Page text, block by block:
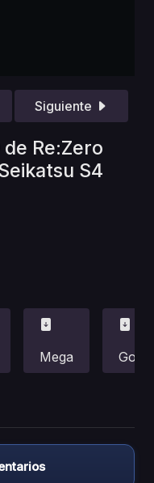
Siguiente
Re:Zero
S4
Mega Gofile